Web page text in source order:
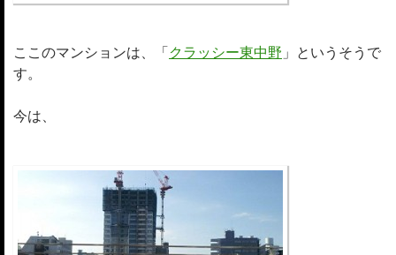
ここのマンションは、「 クラッシー東中野 」というそうで
す。
今は、